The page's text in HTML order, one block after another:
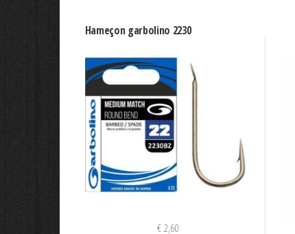
Hameçon garbolino 2230
€2,60